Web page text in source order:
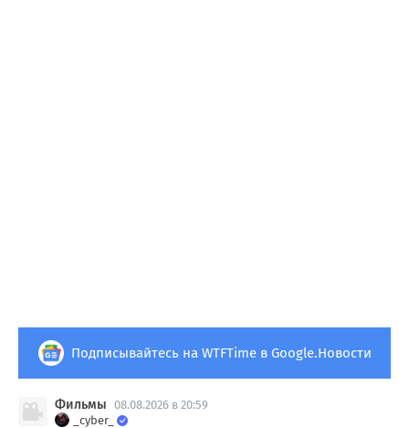
Подписывайтесь на WTFTime в Google.Новости
Фильмы 08.08.2026 в 20:59
_cyber_